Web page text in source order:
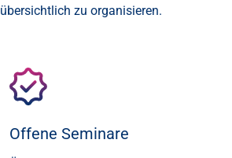
übersichtlich zu organisieren.
Offene Seminare